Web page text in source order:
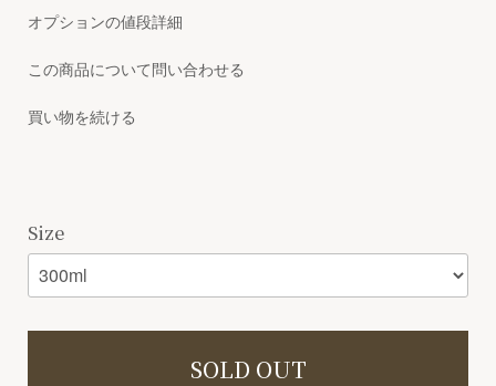
オプションの値段詳細
この商品について問い合わせる
買い物を続ける
Size
SOLD OUT